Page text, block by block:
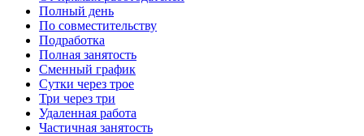
Полный день
По совместительству
Подработка
Полная занятость
Сменный график
Сутки через трое
Три через три
Удаленная работа
Частичная занятость